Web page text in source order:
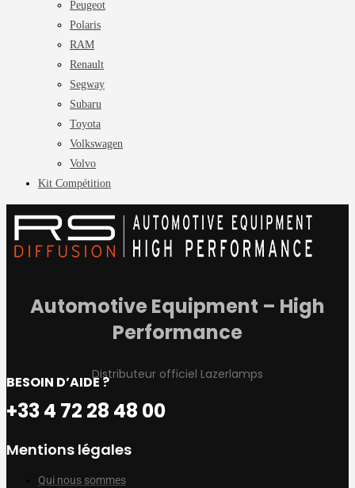
Peugeot
Polaris
RAM
Renault
Segway
Subaru
Toyota
Volkswagen
Volvo
Kit Compétition
Automotive Equipment – High
Performance
Distributeur officiel Lazerlamps
BESOIN D’AIDE ?
+33 4 72 28 48 00
Mentions légales
Qui nous sommes